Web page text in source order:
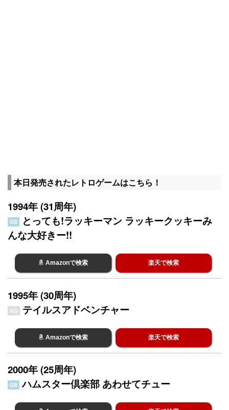
本日発売されたレトロゲームはこちら！
1994年 (31周年)
GB
とっても!ラッキーマン ラッキークッキーみ
んな大好きー!!
Amazonで検索 楽天で検索
1995年 (30周年)
GG テイルスアドベンチャー
Amazonで検索 楽天で検索
2000年 (25周年)
GB ハムスター倶楽部 あわせてチュー